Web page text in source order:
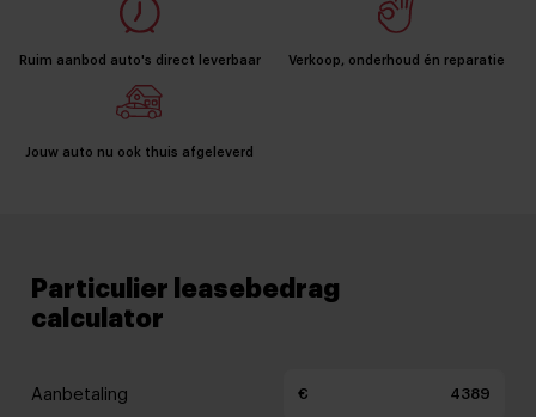
Ruim aanbod auto's direct leverbaar Verkoop, onderhoud én reparatie
Jouw auto nu ook thuis afgeleverd
Particulier leasebedrag
calculator
Aanbetaling €